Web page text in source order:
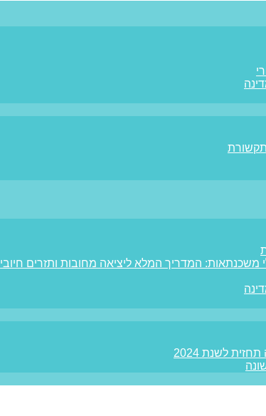
משכנתאות: המדריך המלא ליציאה מחובות ותזרים חיובי
לשנת 2024